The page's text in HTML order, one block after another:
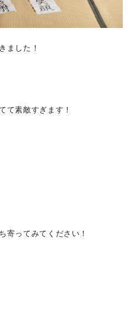
ました！
て素敵すぎます！
寄ってみてください！